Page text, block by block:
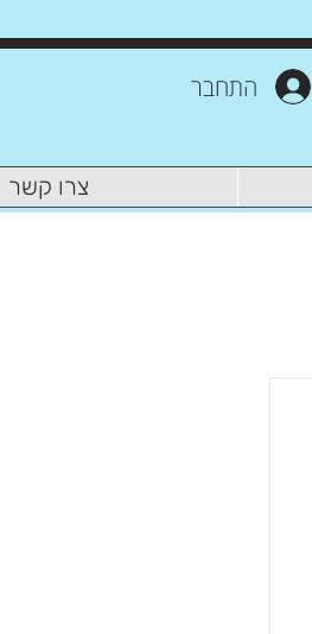
התחבר
צרו קשר